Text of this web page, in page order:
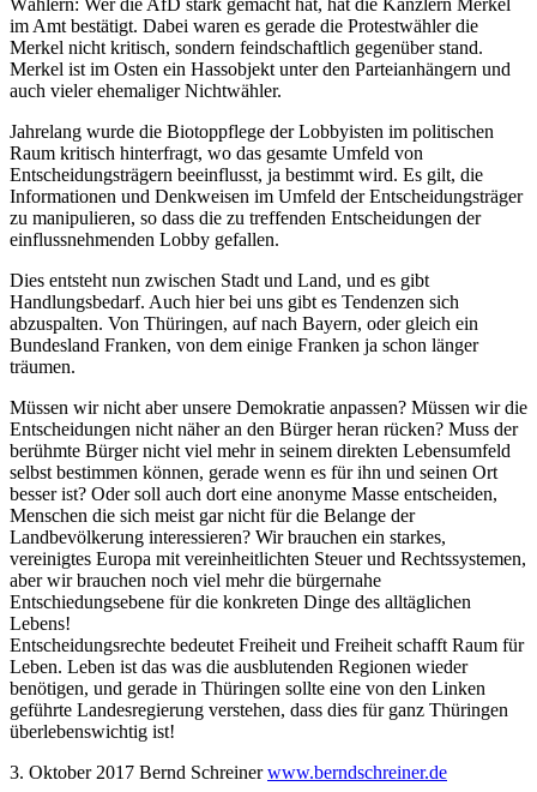
im Amt bestätigt. Dabei waren es gerade die Protestwähler die
Merkel nicht kritisch, sondern feindschaftlich gegenüber stand.
Merkel ist im Osten ein Hassobjekt unter den Parteianhängern und
auch vieler ehemaliger Nichtwähler.
Jahrelang wurde die Biotoppflege der Lobbyisten im politischen
Raum kritisch hinterfragt, wo das gesamte Umfeld von
Entscheidungsträgern beeinflusst, ja bestimmt wird. Es gilt, die
Informationen und Denkweisen im Umfeld der Entscheidungsträger
zu manipulieren, so dass die zu treffenden Entscheidungen der
einflussnehmenden Lobby gefallen.
Dies entsteht nun zwischen Stadt und Land, und es gibt
Handlungsbedarf. Auch hier bei uns gibt es Tendenzen sich
abzuspalten. Von Thüringen, auf nach Bayern, oder gleich ein
Bundesland Franken, von dem einige Franken ja schon länger
träumen.
Müssen wir nicht aber unsere Demokratie anpassen? Müssen wir die
Entscheidungen nicht näher an den Bürger heran rücken? Muss der
berühmte Bürger nicht viel mehr in seinem direkten Lebensumfeld
selbst bestimmen können, gerade wenn es für ihn und seinen Ort
besser ist? Oder soll auch dort eine anonyme Masse entscheiden,
Menschen die sich meist gar nicht für die Belange der
Landbevölkerung interessieren? Wir brauchen ein starkes,
vereinigtes Europa mit vereinheitlichten Steuer und Rechtssystemen,
aber wir brauchen noch viel mehr die bürgernahe
Entschiedungsebene für die konkreten Dinge des alltäglichen
Lebens!
Entscheidungsrechte bedeutet Freiheit und Freiheit schafft Raum für
Leben. Leben ist das was die ausblutenden Regionen wieder
benötigen, und gerade in Thüringen sollte eine von den Linken
geführte Landesregierung verstehen, dass dies für ganz Thüringen
überlebenswichtig ist!
3. Oktober 2017 Bernd Schreinerwww.berndschreiner.de